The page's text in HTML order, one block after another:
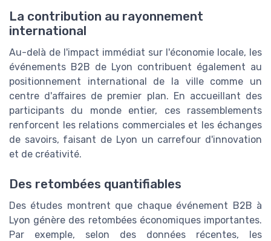
La contribution au rayonnement
international
Au-delà de l'impact immédiat sur l'économie locale, les
événements B2B de Lyon contribuent également au
positionnement international de la ville comme un
centre d'affaires de premier plan. En accueillant des
participants du monde entier, ces rassemblements
renforcent les relations commerciales et les échanges
de savoirs, faisant de Lyon un carrefour d'innovation
et de créativité.
Des retombées quantifiables
Des études montrent que chaque événement B2B à
Lyon génère des retombées économiques importantes.
Par exemple, selon des données récentes, les